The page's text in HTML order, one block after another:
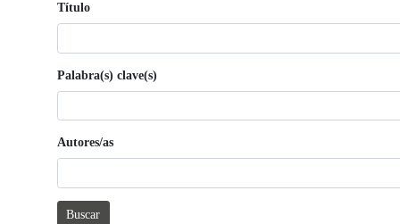
Título
Palabra(s) clave(s)
Autores/as
Buscar